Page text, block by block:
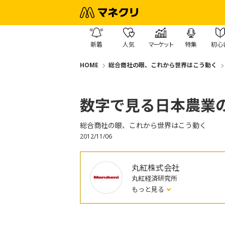
新着 人気 マーケット 特集 初心
HOME 総合商社の眼、これから世界はこう動く
数字で見る日本農業
総合商社の眼、これから世界はこう動く
2012/11/06
丸紅株式会社
丸紅経済研究所
もっと見る